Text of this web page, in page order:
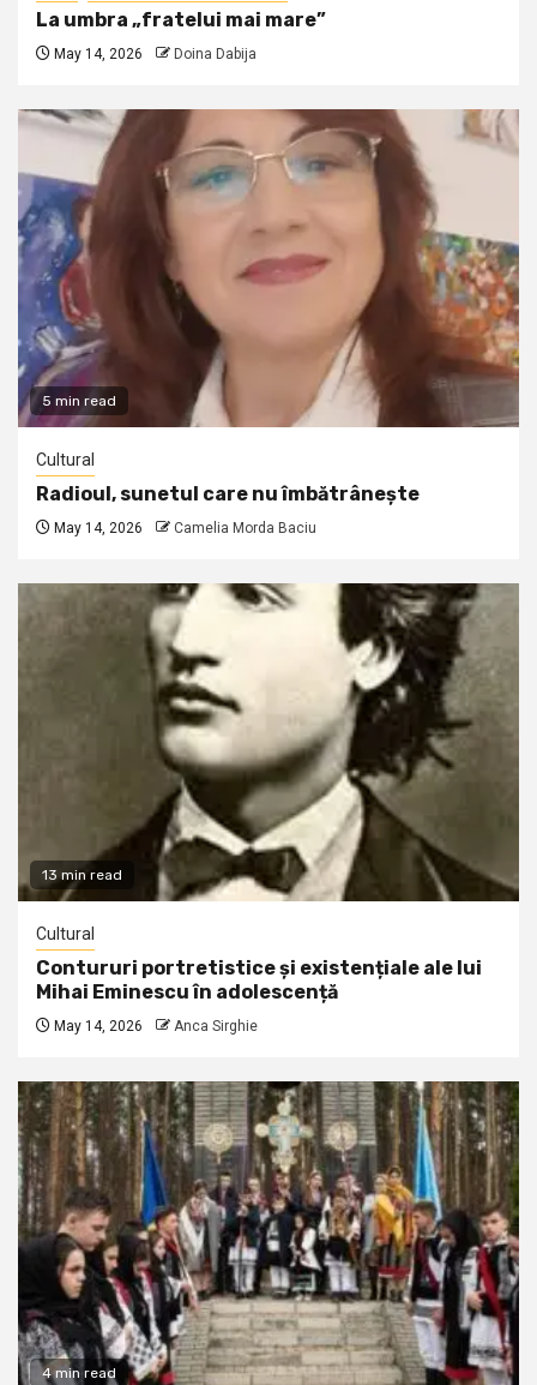
La umbra „fratelui mai mare”
May 14, 2026 Doina Dabija
5 min read
Cultural
Radioul, sunetul care nu îmbătrânește
May 14, 2026 Camelia Morda Baciu
13 min read
Cultural
Contururi portretistice și existențiale ale lui
Mihai Eminescu în adolescență
May 14, 2026 Anca Sirghie
4 min read